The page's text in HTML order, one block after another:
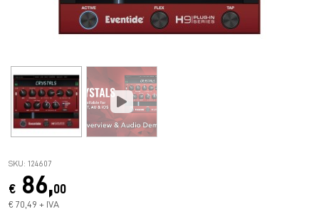
SKU: 124607
€ 86,00
€ 70,49 + IVA